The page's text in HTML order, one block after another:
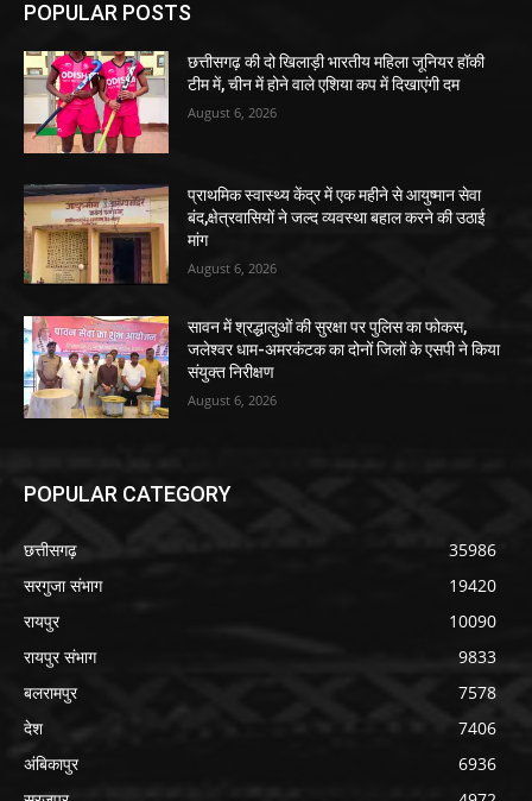
टीम में, चीन में होने वाले एशिया कप में दिखाएंगी दम
August 6, 2026
बंद,क्षेत्रवासियों ने जल्द व्यवस्था बहाल करने की उठाई
मांग
August 6, 2026
जलेश्वर धाम-अमरकंटक का दोनों जिलों के एसपी ने किया
संयुक्त निरीक्षण
August 6, 2026
सरगुजा संभाग
19420
रायपुर
10090
रायपुर संभाग
9833
बलरामपुर
7578
देश
7406
अंबिकापुर
6936
सूरजपुर
4972